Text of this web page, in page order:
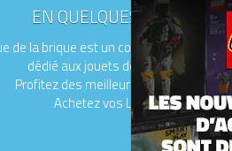
EN QUELQUES MOTS
de la brique est un comparateur de prix
dédié aux jouets de la marque LEGO.
Profitez des meilleurs prix du moment.
Achetez vos LEGO moins chers.